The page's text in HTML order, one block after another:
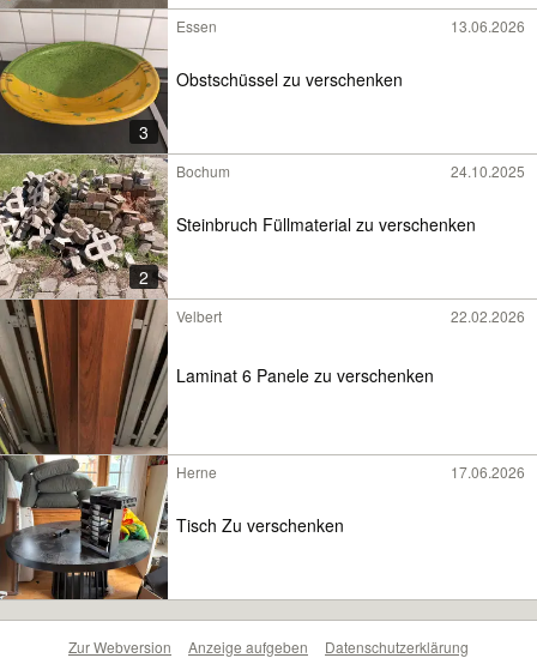
3
Essen 13.06.2026
Obstschüssel zu verschenken
2
Bochum 24.10.2025
Steinbruch Füllmaterial zu verschenken
Velbert 22.02.2026
Laminat 6 Panele zu verschenken
Herne 17.06.2026
Tisch Zu verschenken
Zur Webversion Anzeige aufgeben Datenschutzerklärung